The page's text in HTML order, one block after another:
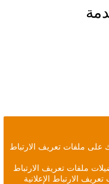
على ملفات تعريف الارتباط
ملفات تعريف الارتباط
الارتباط الإعلانية